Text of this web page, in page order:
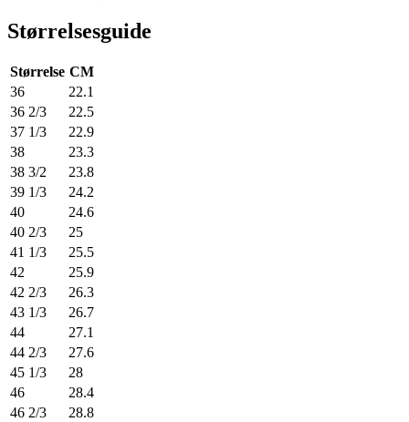
Størrelsesguide
Størrelse CM
36
22.1
36 2/3
22.5
37 1/3
22.9
38
23.3
38 3/2
23.8
39 1/3
24.2
40
24.6
40 2/3
25
41 1/3
25.5
42
25.9
42 2/3
26.3
43 1/3
26.7
44
27.1
44 2/3
27.6
45 1/3
28
46
28.4
46 2/3
28.8